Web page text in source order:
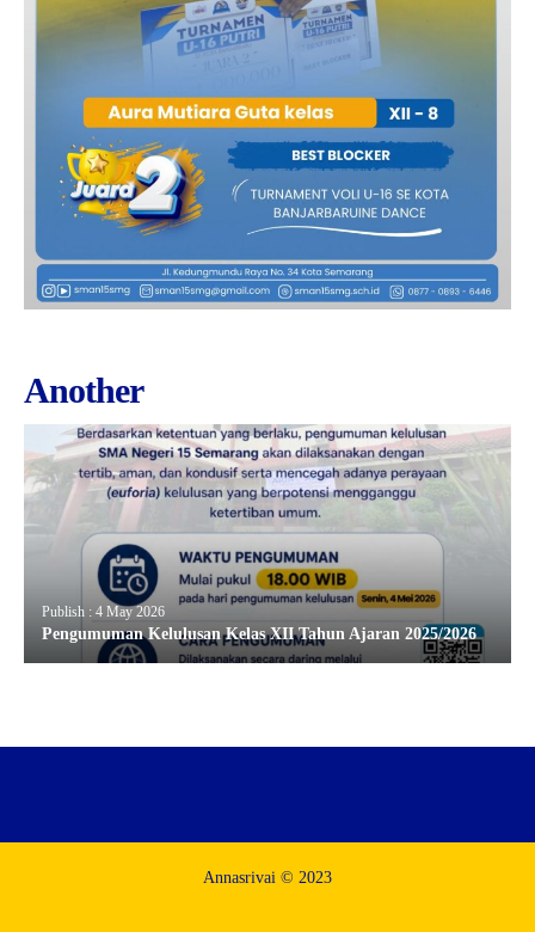
Another
Publish : 4 May 2026
Pengumuman Kelulusan Kelas XII Tahun Ajaran 2025/2026
Annasrivai © 2023